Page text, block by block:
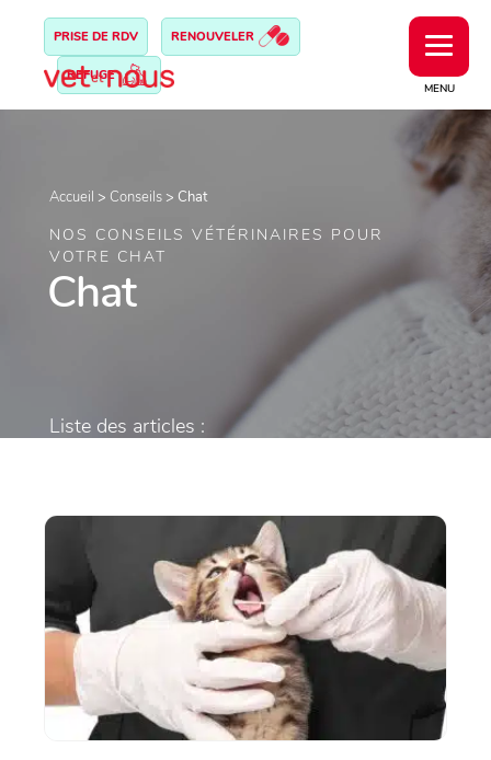
MENU
PRISE DE RDV RENOUVELER
REFUGE
Accueil > Conseils > Chat
NOS CONSEILS VÉTÉRINAIRES POUR
VOTRE CHAT
Chat
Liste des articles :